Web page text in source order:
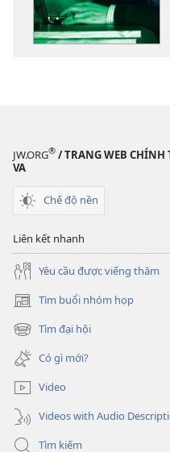
JW.ORG® / TRANG WEB CHÍNH
VA
Chế độ nền
Liên kết nhanh
Yêu cầu được viếng thăm
Tìm buổi nhóm họp
(mở
cửa
sổ
mới)
Tìm đại hội
(mở
cửa
sổ
mới)
Có gì mới?
Video
Videos with Audio
Tìm kiếm